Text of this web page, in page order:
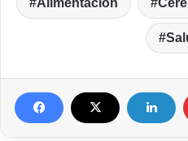
Alimentación